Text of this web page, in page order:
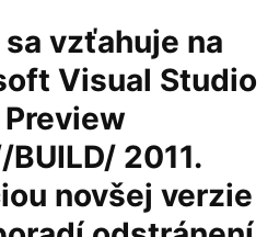
vzťahuje na
Visual Studio
Preview
2011.
novšej verzie